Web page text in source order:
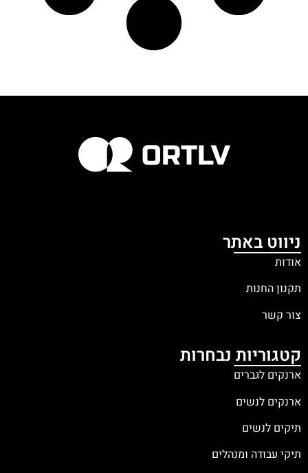
ניווט באתר
אודות
תקנון החנות
צור קשר
קטגוריות נבחרות
ארנקים לגברים
ארנקים לנשים
תיקים לנשים
תיקי עבודה ומנהלים